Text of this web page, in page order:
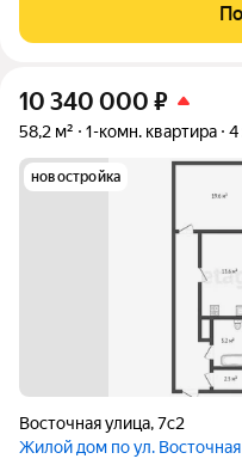
кирпично-монолитного
заселению. Квартира
10 340 000 ₽
58,2 м² 1-комн. квартира 4
новостройка
Восточная улица,7с2
Жилой дом по ул. Восточная